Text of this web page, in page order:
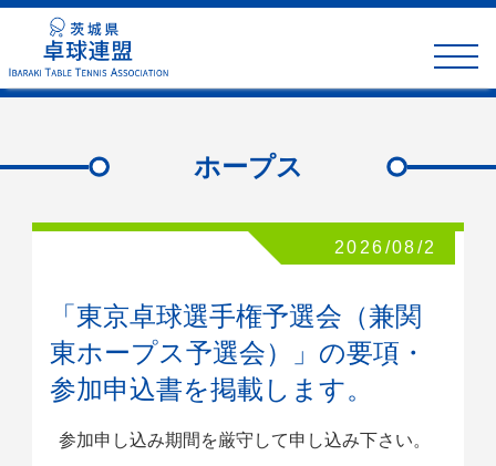
toggle
ホープス
「東京卓球選手権予選会（兼関
東ホープス予選会）」の要項・
参加申込書を掲載します。
2026/08/2
参加申し込み期間を厳守して申し込み下さい。